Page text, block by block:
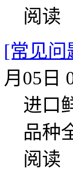
阅读
[常见问
月05日
进口
品种
阅读